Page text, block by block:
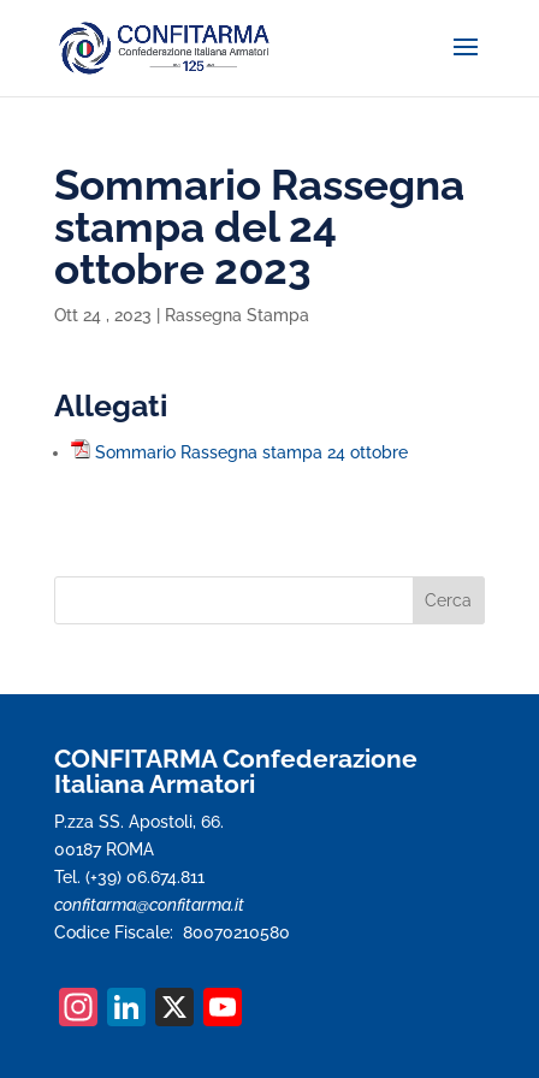
Sommario Rassegna
stampa del 24
ottobre 2023
Ott 24 , 2023 Rassegna Stampa
Allegati
Sommario Rassegna stampa 24 ottobre
CONFITARMA Confederazione
Italiana Armatori
P.zza SS. Apostoli, 66.
00187 ROMA
Tel. (+39) 06.674.811
confitarma@confitarma.it
Codice Fiscale: 80070210580
In Li X Y